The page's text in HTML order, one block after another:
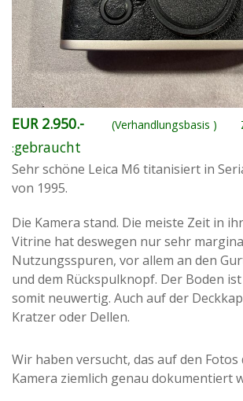
EUR 2.950.- (Verhandlungsbasis )
:gebraucht
Sehr schöne Leica M6 titanisiert in
von 1995.
Die Kamera stand. Die meiste Zeit in
Vitrine hat deswegen nur sehr
Nutzungsspuren, vor allem an den
und dem Rückspulknopf. Der Boden
somit neuwertig. Auch auf der
Kratzer oder Dellen.
Wir haben versucht, das auf den
Kamera ziemlich genau dokumentiert